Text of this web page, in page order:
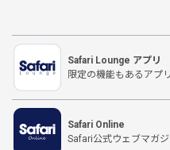
Safari Lounge アプリ
限定の機能もあるアプ
Safari Online
Safari公式ウェブマガ